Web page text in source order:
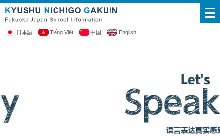
日本語 Tiếng Việt 中国 English